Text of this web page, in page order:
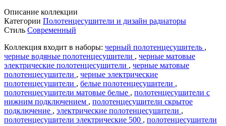
Описание коллекции
Категории Полотенцесушители и дизайн радиаторы
Стиль Современный
Коллекция входит в наборы: черный полотенцесушитель ,
черные водяные полотенцесушители , черные матовые
электрические полотенцесушители , черные матовые
полотенцесушители , черные электрические
полотенцесушители , белые полотенцесушители ,
полотенцесушители матовые белые , полотенцесушители с
нижним подключением , полотенцесушители скрытое
подключение , электрические полотенцесушители ,
полотенцесушители электрические 500 , полотенцесушители